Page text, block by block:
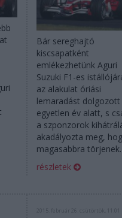
Bár sereghajtó
kiscsapatként
emlékezhetünk Aguri
Suzuki F1-es
az alakulat óriási
lemaradást dolgozott
egyetlen év alatt, s
a szponzorok
akadályozta meg,
magasabbra törjenek.
részletek
2015. február 26. csütörtök, 11:01